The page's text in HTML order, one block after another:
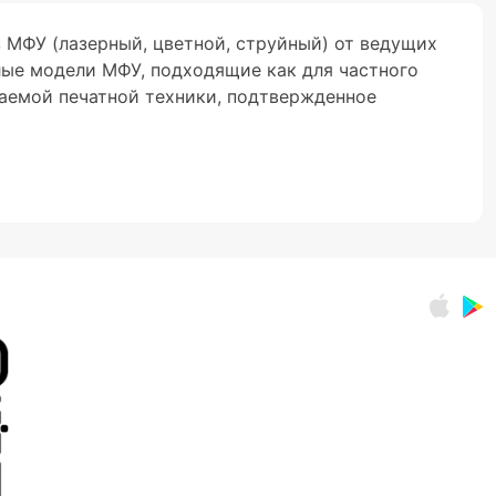
(лазерный, цветной, струйный) от ведущих
модели МФУ, подходящие как для частного
печатной техники, подтвержденное
обходится значительно дешевле, чем
копирования, позволяя использовать
присутствовать опция сканирования,
одном устройстве. За счет этого снижаются